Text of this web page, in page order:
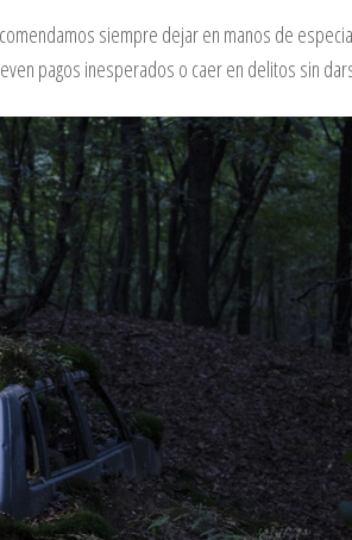
siempre dejar en manos de
pagos inesperados o caer en delitos sin